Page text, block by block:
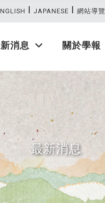
消息 關於學報
| JAPANESE | 網站導覽
最新消息